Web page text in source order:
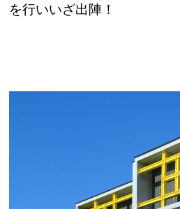
を行いいざ出陣！